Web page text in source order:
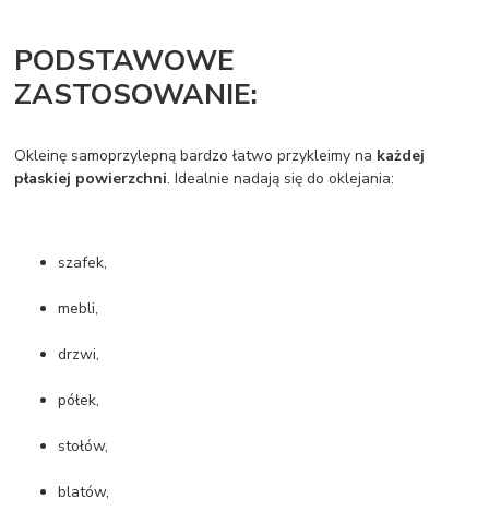
PODSTAWOWE
ZASTOSOWANIE:
Okleinę samoprzylepną bardzo łatwo przykleimy na każdej
płaskiej powierzchni. Idealnie nadają się do oklejania:
szafek,
mebli,
drzwi,
półek,
stołów,
blatów,